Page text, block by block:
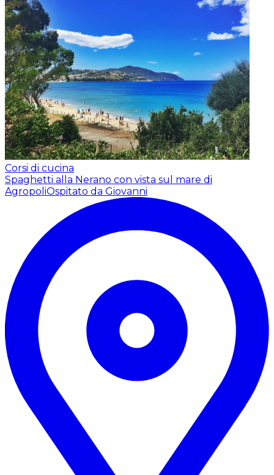
Corsi di cucina
Spaghetti alla Nerano con vista sul mare di
AgropoliOspitato da Giovanni